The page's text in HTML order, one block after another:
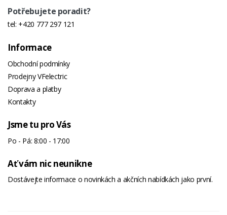
Potřebujete poradit?
tel: +420 777 297 121
Informace
Obchodní podmínky
Prodejny VFelectric
Doprava a platby
Kontakty
Jsme tu pro Vás
Po - Pá: 8:00 - 17:00
Ať vám nic neunikne
Dostávejte informace o novinkách a akčních nabídkách jako první.